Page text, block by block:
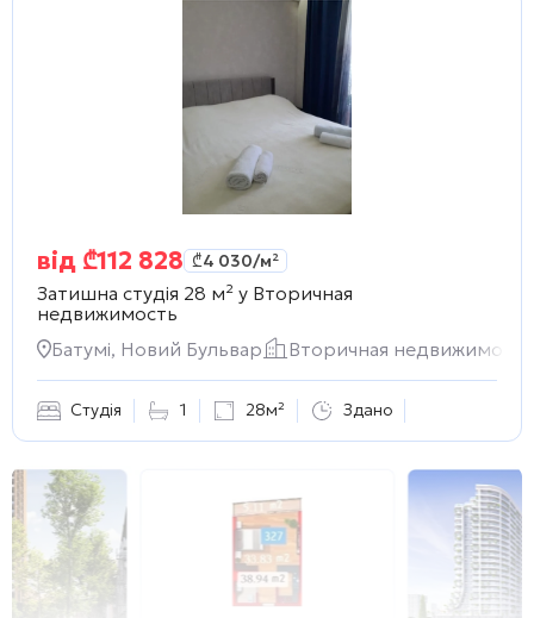
від ₾112 828 ₾4 030/м²
Затишна студія 28 м² у Вторичная
недвижимость
Батумі, Новий Бульвар
Вторичная недвижимость
Студія 1 28м² Здано